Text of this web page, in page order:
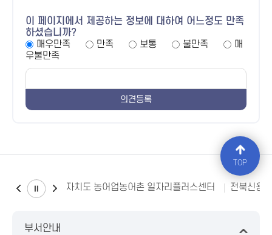
이 페이지에서 제공하는 정보에 대하여 어느정도 만족
하셨습니까?
매우만족
만족 보통 불만족
매
우불만족
전북특별자치도 농어업농어촌 일자리플러스센터 전북신용
부서안내
TOP